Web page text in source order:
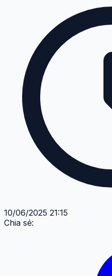
10/06/2025 21:15
Chia sẻ: